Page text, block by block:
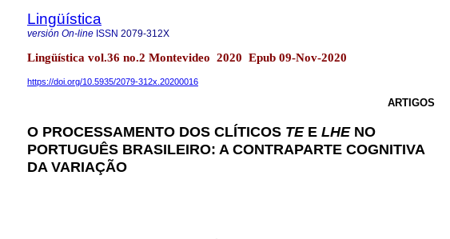
Lingüística
versión On-line ISSN 2079-312X
Lingüística vol.36 no.2 Montevideo 2020 Epub 09-Nov-2020
https://doi.org/10.5935/2079-312x.20200016
ARTIGOS
O PROCESSAMENTO DOS CLÍTICOS TEE LHENO
PORTUGUÊS BRASILEIRO: A CONTRAPARTE COGNITIVA
DA VARIAÇÃO